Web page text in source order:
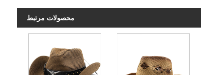
محصولات مرتبط